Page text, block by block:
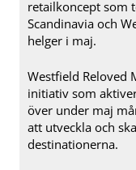
retailkoncept som
Scandinavia och
helger i maj.
Westfield Reloved
initiativ som
över under maj
att utveckla och
destinationerna.